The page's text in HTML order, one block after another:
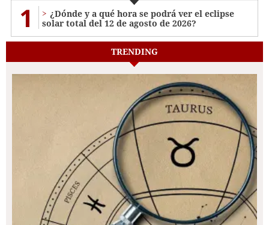
1
¿Dónde y a qué hora se podrá ver el eclipse
solar total del 12 de agosto de 2026?
TRENDING